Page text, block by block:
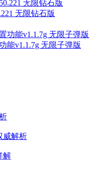
无限钻石版
能v1.1.7g 无限子弹版
威解析
解